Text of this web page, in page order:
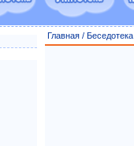
Главная/ Беседотека